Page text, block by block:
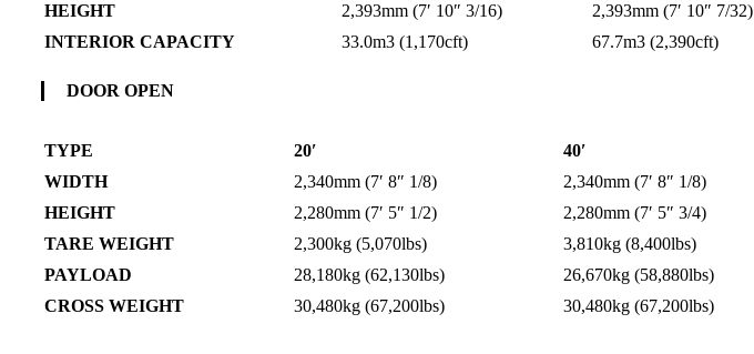
HEIGHT
2,393mm (7′ 10″ 3/16) 2,393mm (7′ 10″ 7/32)
INTERIOR CAPACITY
33.0m3 (1,170cft) 67.7m3 (2,390cft)
DOOR OPEN
TYPE 20′ 40′
WIDTH
2,340mm (7′ 8″ 1/8) 2,340mm (7′ 8″ 1/8)
HEIGHT
2,280mm (7′ 5″ 1/2) 2,280mm (7′ 5″ 3/4)
TARE WEIGHT
2,300kg (5,070lbs) 3,810kg (8,400lbs)
PAYLOAD
28,180kg (62,130lbs) 26,670kg (58,880lbs)
CROSS WEIGHT
30,480kg (67,200lbs) 30,480kg (67,200lbs)